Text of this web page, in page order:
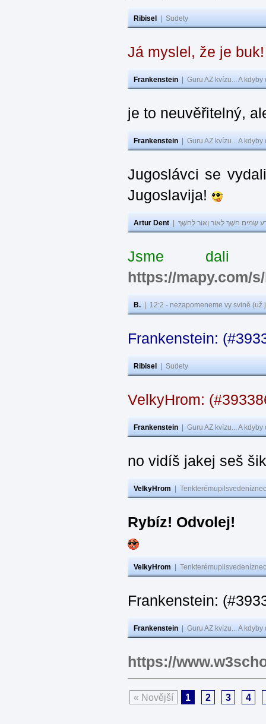
Ribisel Sudety
Já myslel, že je
Frankenstein Guru AZ kvízu... A
je to neuvěřitelný,
Frankenstein Guru AZ kvízu... A
Jugoslávci se
Jugoslavija!
Artur Dent שָׂמִים חֹשֶׁךְ לְאוֹר וְאוֹר לְחֹשֶׁךְ
Jsme dali
https://mapy.com/
B. 12:2 - nezapomeneme vy svině
Frankenstein:
Ribisel Sudety
VelkyHrom:
Frankenstein Guru AZ kvízu... A
no vidíš jakej seš
VelkyHrom
Rybíz! Odvolej!
VelkyHrom
Frankenstein:
Frankenstein Guru AZ kvízu... A
https://
« Novější 1 2 3 4